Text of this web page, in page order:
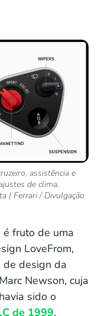
assistência e
de clima,
| Ferrari / Divulgação
fruto de uma
LoveFrom,
design da
Newson, cuja
sido o
de 1999.